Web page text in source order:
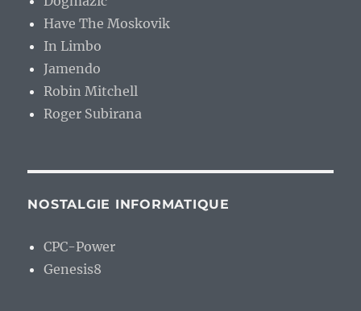
Have The Moskovik
In Limbo
Jamendo
Robin Mitchell
Roger Subirana
NOSTALGIE INFORMATIQUE
CPC-Power
Genesis8